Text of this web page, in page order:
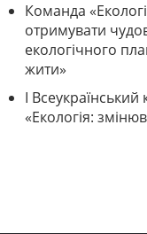
Команда
отримувати
екологічного
жити»
I
«Екологія: